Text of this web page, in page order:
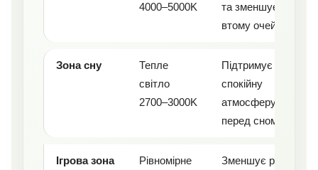
4000–5000K
та зменшує
втому очей
Зона сну
Тепле
світло
2700–3000K
Підтримує
спокійну
атмосферу
перед сном
Ігрова зона
Рівномірне
Зменшує різкі